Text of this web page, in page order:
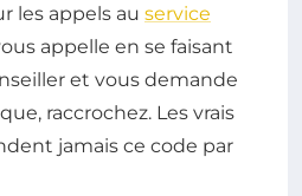
les appels au service
appelle en se faisant
et vous demande
raccrochez. Les vrais
jamais ce code par